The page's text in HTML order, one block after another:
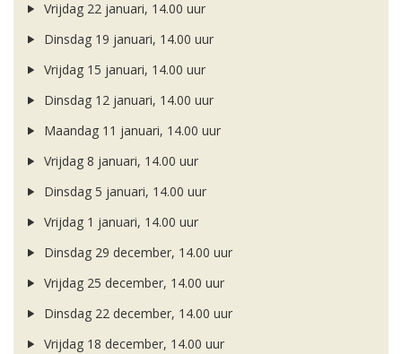
Vrijdag 22 januari, 14.00 uur
Dinsdag 19 januari, 14.00 uur
Vrijdag 15 januari, 14.00 uur
Dinsdag 12 januari, 14.00 uur
Maandag 11 januari, 14.00 uur
Vrijdag 8 januari, 14.00 uur
Dinsdag 5 januari, 14.00 uur
Vrijdag 1 januari, 14.00 uur
Dinsdag 29 december, 14.00 uur
Vrijdag 25 december, 14.00 uur
Dinsdag 22 december, 14.00 uur
Vrijdag 18 december, 14.00 uur